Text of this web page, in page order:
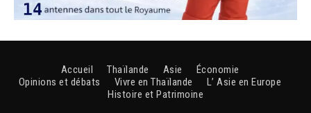
Accueil Thaïlande Asie
Économie
Opinions et débats
Vivre en Thaïlande
L’ Asie en Europe
Histoire et Patrimoine